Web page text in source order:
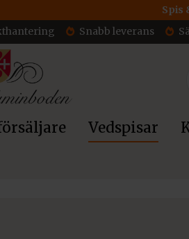
Spis
Snabb leverans
Vedspisar